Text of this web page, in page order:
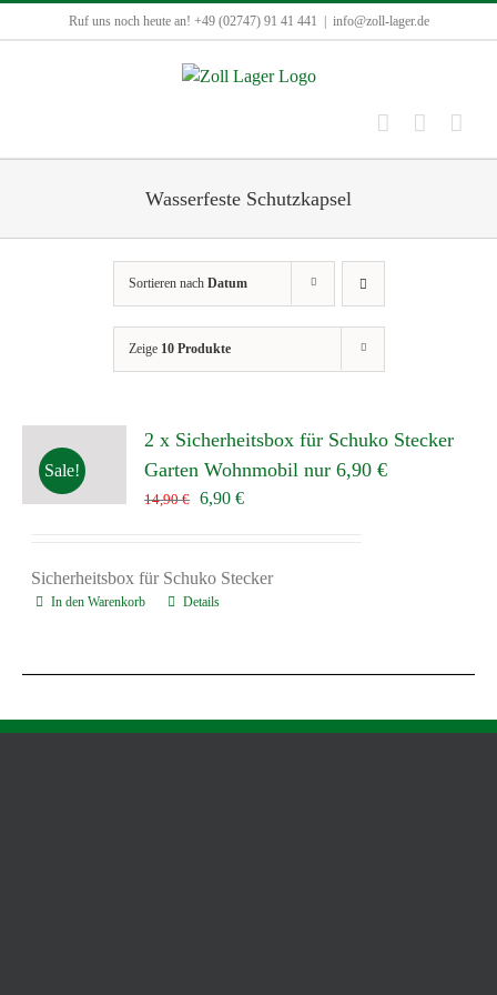
Inhalt
Ruf uns noch heute an! +49 (02747) 91 41 441 info@zoll-lager.de
Wasserfeste Schutzkapsel
Sortieren nach Datum
Zeige 10 Produkte
Sale!
2 x Sicherheitsbox für Schuko Stecker
Garten Wohnmobil nur 6,90 €
14,90€ Ursprünglicher
14,90 €
6,90€Aktueller
6,90 €.
Sicherheitsbox für Schuko Stecker
In den Warenkorb Details